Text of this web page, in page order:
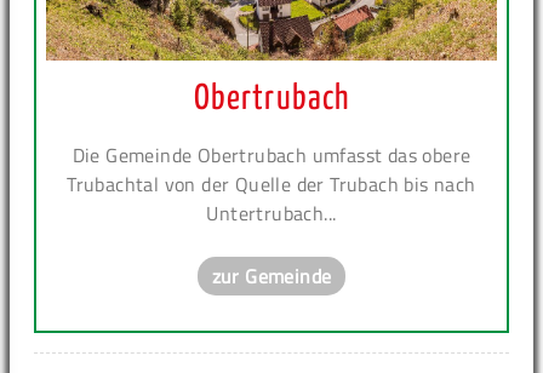
Obertrubach
Die Gemeinde Obertrubach umfasst das obere
Trubachtal von der Quelle der Trubach bis nach
Untertrubach...
zur Gemeinde